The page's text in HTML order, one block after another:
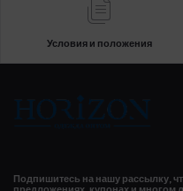
Условия и положения
Подпишитесь на нашу рассылку,